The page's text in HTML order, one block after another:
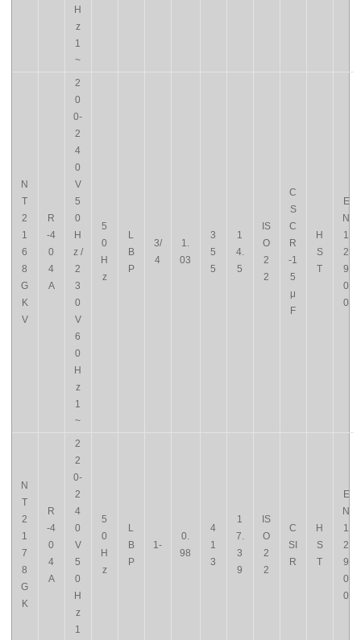
H
z
1
~
N
T
2
1
6
8
G
K
V
R
-4
0
4
A
2
0
0-
2
4
0
V
5
0
H
z /
2
3
0
V
6
0
H
z
1
~
5
0
H
z
L
B
P
3/
4
1.
03
3
5
5
1
4.
5
IS
O
2
2
C
S
C
R
-1
5
μ
F
H
S
T
E
N
1
2
9
0
0
N
T
2
1
7
8
G
K
R
-4
0
4
A
2
2
0-
2
4
0
V
5
0
H
z
1
5
0
H
z
L
B
P
1-
0.
98
4
1
3
1
7.
3
9
IS
O
2
2
C
SI
R
H
S
T
E
N
1
2
9
0
0